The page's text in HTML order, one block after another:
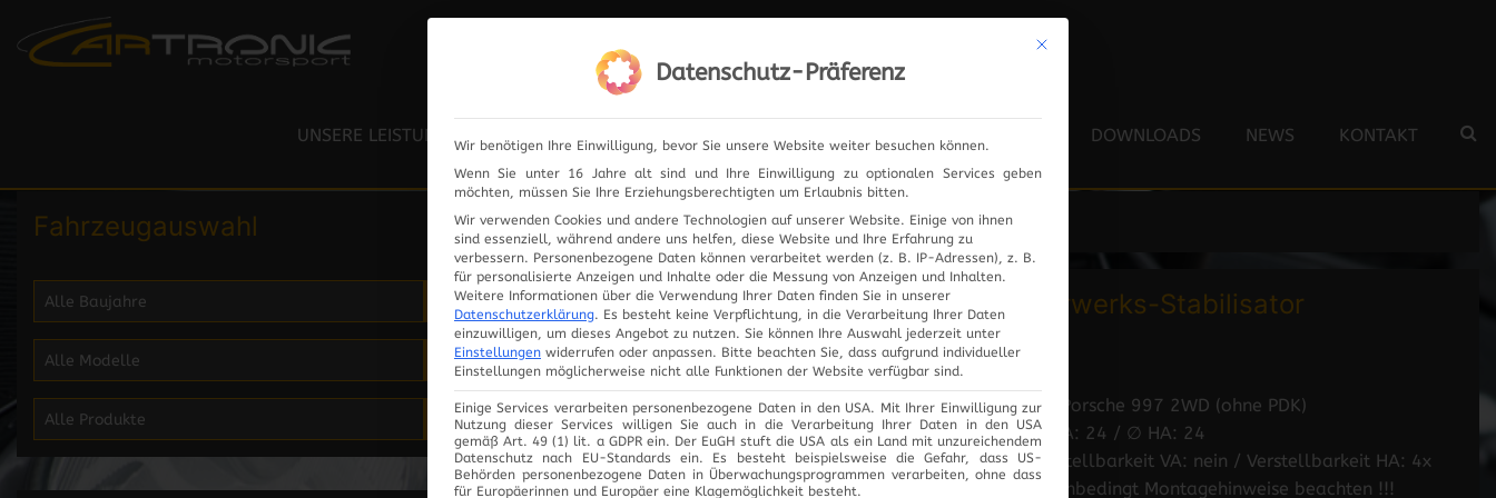
UNSERE LEISTUNGEN
RESTAURIERUNG / LACKIERUNG
ELEKTRIK / ELEKTRONIK
ELEKTRONIK PRODUKTE ANFRAGE UNSER TEAM DOWNLOADS NEWS KONTAKT
Fahrzeugauswahl Zur Übersicht
Fahrwerks-Stabilisator
- für Porsche 997 2WD (ohne PDK)
- ∅ VA: 24 / ∅ HA: 24
- Verstellbarkeit VA: nein / Verstellbarkeit HA: 4x
- !!! Unbedingt Montagehinweise beachten !!!
Mit diesem Button wird der Dialog geschlossen. Seine Funktionalität
Datenschutz-Präferenz
Wir benötigen Ihre Einwilligung, bevor Sie unsere Website weiter besuchen können.
Wenn Sie unter 16 Jahre alt sind und Ihre Einwilligung zu optionalen Services geben
möchten, müssen Sie Ihre Erziehungsberechtigten um Erlaubnis bitten.
Wir verwenden Cookies und andere Technologien auf unserer Website. Einige von ihnen
sind essenziell, während andere uns helfen, diese Website und Ihre Erfahrung zu
verbessern. Personenbezogene Daten können verarbeitet werden (z. B. IP-Adressen), z. B.
für personalisierte Anzeigen und Inhalte oder die Messung von Anzeigen und Inhalten.
Weitere Informationen über die Verwendung Ihrer Daten finden Sie in unserer
Datenschutzerklärung. Es besteht keine Verpflichtung, in die Verarbeitung Ihrer Daten
einzuwilligen, um dieses Angebot zu nutzen. Sie können Ihre Auswahl jederzeit unter
Einstellungen widerrufen oder anpassen. Bitte beachten Sie, dass aufgrund individueller
Einstellungen möglicherweise nicht alle Funktionen der Website verfügbar sind.
Einige Services verarbeiten personenbezogene Daten in den USA. Mit Ihrer Einwilligung zur
Nutzung dieser Services willigen Sie auch in die Verarbeitung Ihrer Daten in den USA
gemäß Art. 49 (1) lit. a GDPR ein. Der EuGH stuft die USA als ein Land mit unzureichendem
Datenschutz nach EU-Standards ein. Es besteht beispielsweise die Gefahr, dass US-
Behörden personenbezogene Daten in Überwachungsprogrammen verarbeiten, ohne dass
für Europäerinnen und Europäer eine Klagemöglichkeit besteht.